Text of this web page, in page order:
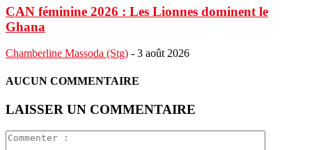
CAN féminine 2026 : Les Lionnes dominent le
Ghana
Chamberline Massoda (Stg) - 3 août 2026
AUCUN COMMENTAIRE
LAISSER UN COMMENTAIRE